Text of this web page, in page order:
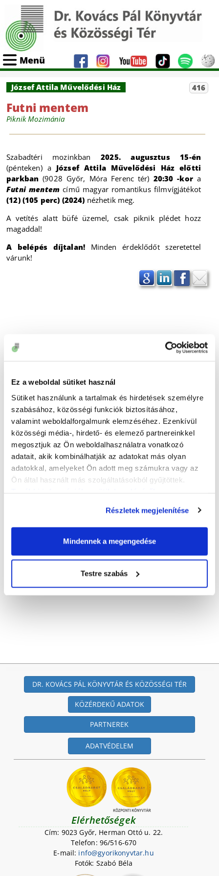
Ez a weboldal sütiket használ
Sütiket használunk a tartalmak és hirdetések személyre
szabásához, közösségi funkciók biztosításához,
valamint weboldalforgalmunk elemzéséhez. Ezenkívül
közösségi média-, hirdető- és elemező partnereinkkel
megosztjuk az Ön weboldalhasználatra vonatkozó
adatait, akik kombinálhatják az adatokat más olyan
adatokkal, amelyeket Ön adott meg számukra vagy az
Ön által használt más szolgáltatásokból gyűjtöttek.
Részletek megjelenítése
Mindennek a megengedése
Testre szabás
Menü
416
József Attila Művelődési Ház
Futni mentem
Piknik Mozimánia
Szabadtéri mozinkban 2025. augusztus 15-én
(pénteken) a József Attila Művelődési Ház előtti
parkban (9028 Győr, Móra Ferenc tér) 20:30 -kora
Futni mentem című magyar romantikus filmvígjátékot
(12) (105 perc) (2024) nézhetik meg.
A vetítés alatt büfé üzemel, csak piknik plédet hozz
magaddal!
A belépés díjtalan! Minden érdeklődőt szeretettel
várunk!
DR. KOVÁCS PÁL KÖNYVTÁR ÉS KÖZÖSSÉGI TÉR
KÖZÉRDEKŰ ADATOK
PARTNEREK
ADATVÉDELEM
Elérhetőségek
Cím: 9023 Győr, Herman Ottó u. 22.
Telefon: 96/516-670
E-mail: info@gyorikonyvtar.hu
Fotók: Szabó Béla